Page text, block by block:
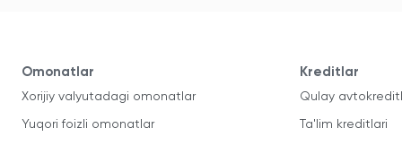
Omonatlar
Xorijiy valyutadagi omonatlar
Yuqori foizli omonatlar
Kreditlar
Qulay
Ta'lim kreditlari